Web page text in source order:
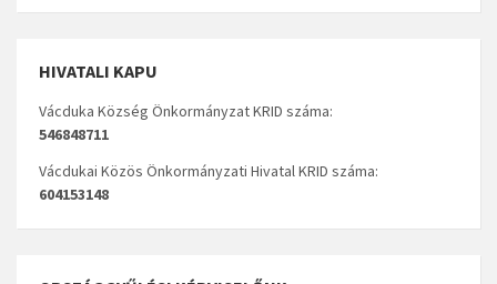
HIVATALI KAPU
Vácduka Község Önkormányzat KRID száma:
546848711
Vácdukai Közös Önkormányzati Hivatal KRID száma:
604153148